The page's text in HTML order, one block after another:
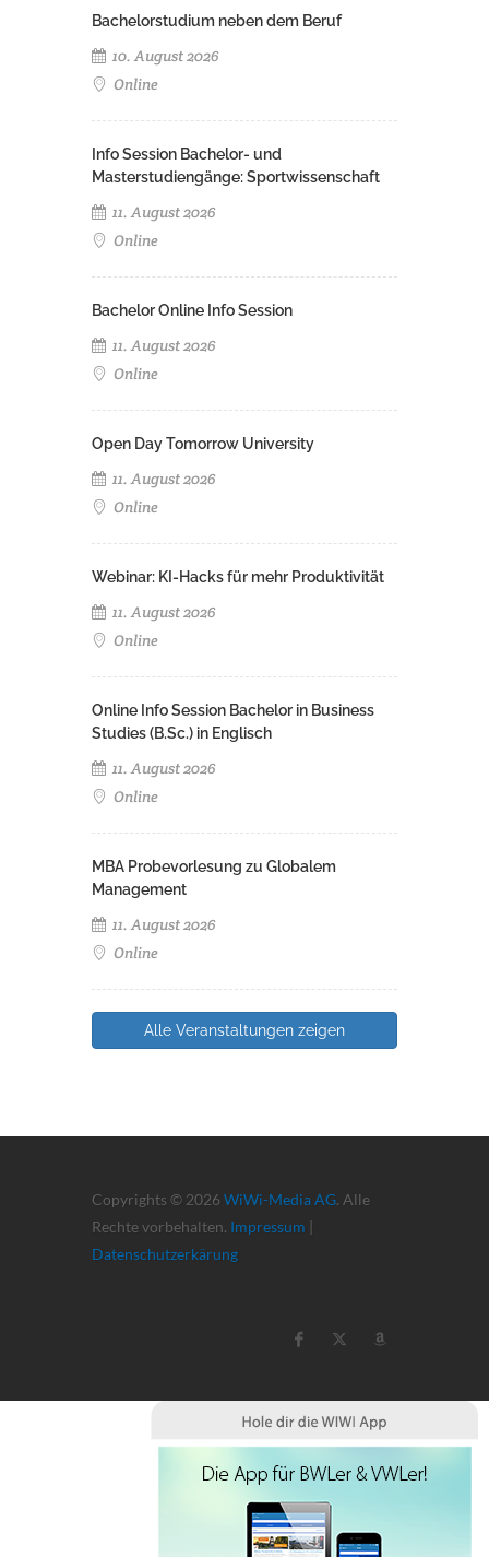
Bachelorstudium neben dem Beruf
10. August 2026
Online
Info Session Bachelor- und
Masterstudiengänge: Sportwissenschaft
11. August 2026
Online
Bachelor Online Info Session
11. August 2026
Online
Open Day Tomorrow University
11. August 2026
Online
Webinar: KI-Hacks für mehr Produktivität
11. August 2026
Online
Online Info Session Bachelor in Business
Studies (B.Sc.) in Englisch
11. August 2026
Online
MBA Probevorlesung zu Globalem
Management
11. August 2026
Online
Alle Veranstaltungen zeigen
Copyrights © 2026 WiWi-Media AG. Alle
Rechte vorbehalten. Impressum |
Datenschutzerkärung